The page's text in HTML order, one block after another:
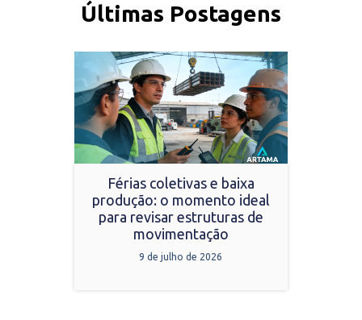
Últimas Postagens
Férias coletivas e baixa
produção: o momento ideal
para revisar estruturas de
movimentação
9 de julho de 2026